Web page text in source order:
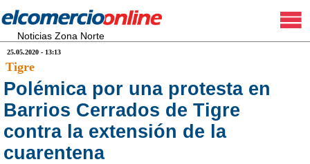
Noticias Zona Norte
25.05.2020 - 13:13
Tigre
Polémica por una protesta en
Barrios Cerrados de Tigre
contra la extensión de la
cuarentena